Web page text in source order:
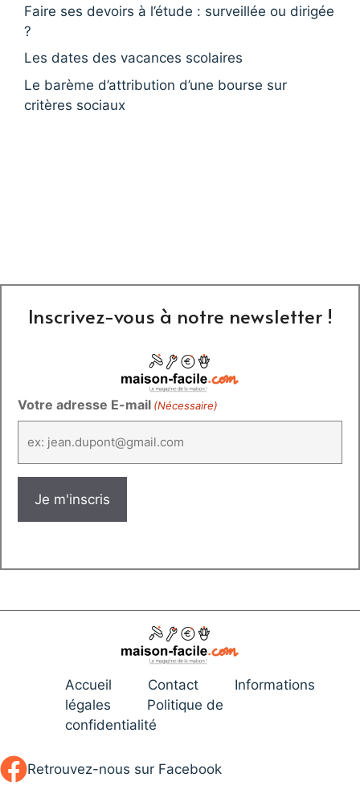
Faire ses devoirs à l’étude : surveillée ou dirigée
?
Les dates des vacances scolaires
Le barème d’attribution d’une bourse sur
critères sociaux
Inscrivez-vous à notre newsletter !
Votre adresse E-mail (Nécessaire)
Accueil Contact
Informations
légales
Politique de
confidentialité
Retrouvez-nous sur Facebook